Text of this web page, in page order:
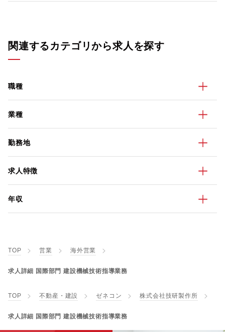
関連するカテゴリから求人を探す
職種
業種
勤務地
求人特徴
年収
TOP 営業 海外営業
求人詳細 国際部門 建設機械技術指導業務
TOP 不動産・建設 ゼネコン 株式会社技研製作所
求人詳細 国際部門 建設機械技術指導業務